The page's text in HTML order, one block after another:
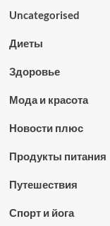
Uncategorised
Диеты
Здоровье
Мода и красота
Новости плюс
Продукты питания
Путешествия
Спорт и йога